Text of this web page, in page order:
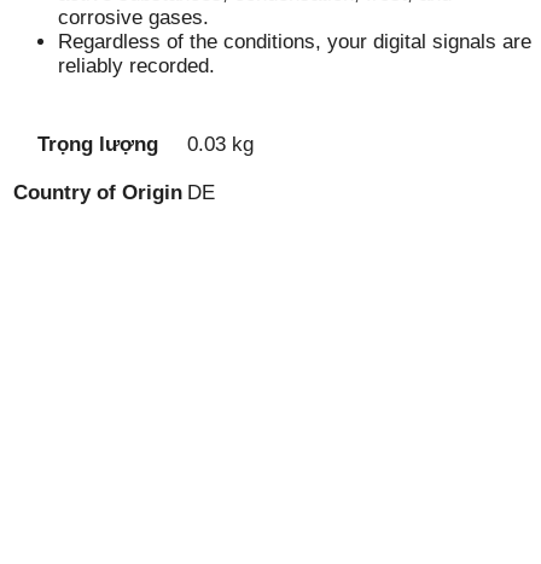
corrosive gases.
Regardless of the conditions, your digital signals are
reliably recorded.
Trọng lượng 0.03 kg
Country of Origin DE